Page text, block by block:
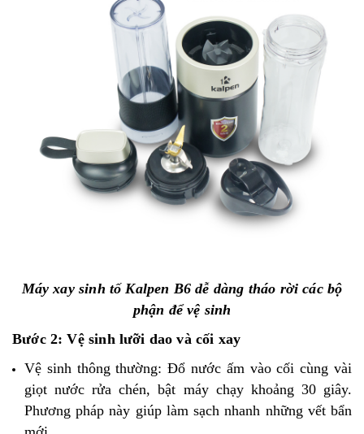
Máy xay sinh tố Kalpen B6 dễ dàng tháo rời các bộ
phận để vệ sinh
Bước 2: Vệ sinh lưỡi dao và cối xay
Vệ sinh thông thường: Đổ nước ấm vào cối cùng vài
giọt nước rửa chén, bật máy chạy khoảng 30 giây.
Phương pháp này giúp làm sạch nhanh những vết bẩn